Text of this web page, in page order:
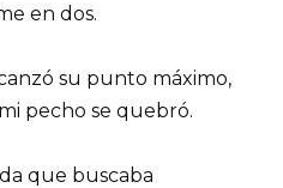
en dos.
su punto máximo,
pecho se quebró.
que buscaba